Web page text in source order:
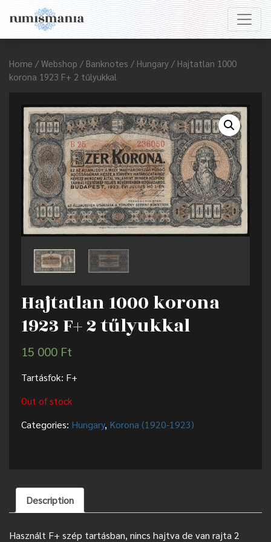
Home / Webshop / Banknotes / Hungary / Hajtatlan 1000
korona 1923 F+ 2 tűlyukkal
Hajtatlan 1000 korona
1923 F+ 2 tűlyukkal
15 000 Ft
Tartásfok: F+
Out of stock
Categories: Hungary, Korona (1920-1923)
Description
Használt F+ szép tartásban, nincs hajtva de van rajta 2